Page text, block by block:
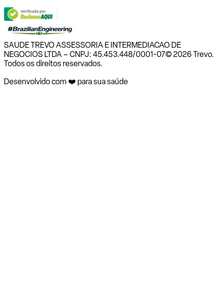
SAUDE TREVO ASSESSORIA E INTERMEDIACAO DE
NEGOCIOS LTDA – CNPJ: 45.453.448/0001-07© 2026 Trevo.
Todos os direitos reservados.
Desenvolvido com ❤️ para sua saúde